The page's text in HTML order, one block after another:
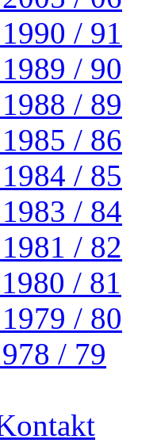
/ 91
/ 90
/ 89
/ 86
/ 85
/ 84
/ 82
/ 81
/ 80
/ 79